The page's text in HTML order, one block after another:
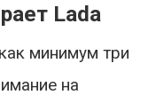
Lada
минимум три
на